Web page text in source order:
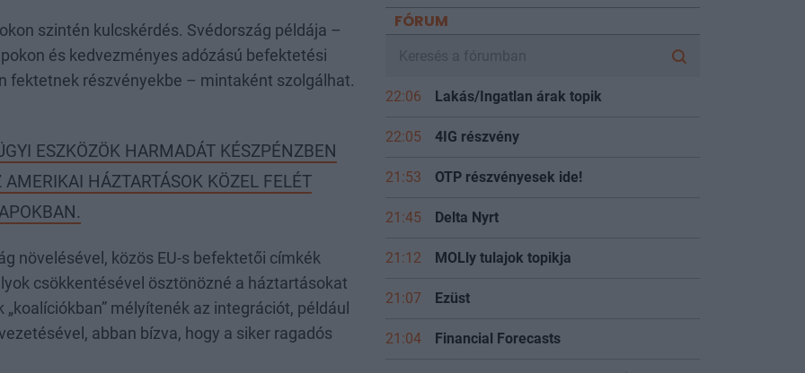
szintén kulcskérdés. Svédország példája –
és kedvezményes adózású befektetési
fektetnek részvényekbe – mintaként szolgálhat.
ESZKÖZÖK HARMADÁT KÉSZPÉNZBEN
HÁZTARTÁSOK KÖZEL FELÉT
növelésével, közös EU-s befektetői címkék
csökkentésével ösztönözné a háztartásokat
mélyítenék az integrációt, például
abban bízva, hogy a siker ragadós
FÓRUM
22:06 Lakás/Ingatlan árak topik
22:05 4IG részvény
21:53 OTP részvényesek ide!
21:45 Delta Nyrt
21:12 MOLly tulajok topikja
21:07 Ezüst
21:04 Financial Forecasts